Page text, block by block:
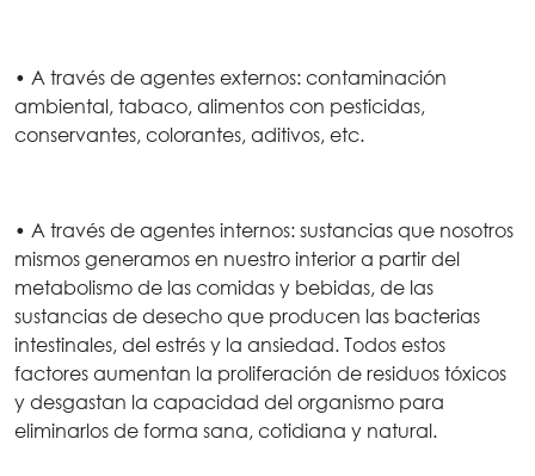
• A través de agentes externos: contaminación
ambiental, tabaco, alimentos con pesticidas,
conservantes, colorantes, aditivos, etc.
• A través de agentes internos: sustancias que nosotros
mismos generamos en nuestro interior a partir del
metabolismo de las comidas y bebidas, de las
sustancias de desecho que producen las bacterias
intestinales, del estrés y la ansiedad. Todos estos
factores aumentan la proliferación de residuos tóxicos
y desgastan la capacidad del organismo para
eliminarlos de forma sana, cotidiana y natural.